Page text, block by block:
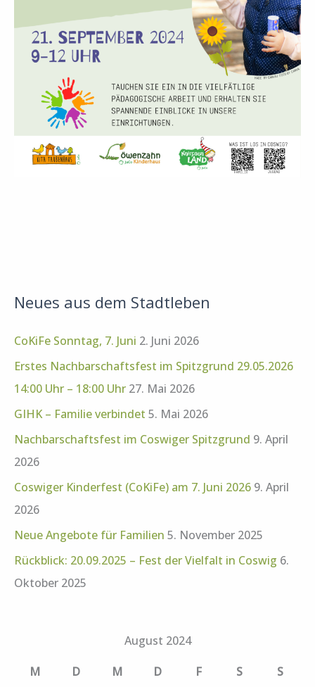
Neues aus dem Stadtleben
CoKiFe Sonntag, 7. Juni 2. Juni 2026
Erstes Nachbarschaftsfest im Spitzgrund 29.05.2026
14:00 Uhr – 18:00 Uhr 27. Mai 2026
GIHK – Familie verbindet 5. Mai 2026
Nachbarschaftsfest im Coswiger Spitzgrund 9. April
2026
Coswiger Kinderfest (CoKiFe) am 7. Juni 2026 9. April
2026
Neue Angebote für Familien 5. November 2025
Rückblick: 20.09.2025 – Fest der Vielfalt in Coswig 6.
Oktober 2025
August 2024
M
D M D F S S